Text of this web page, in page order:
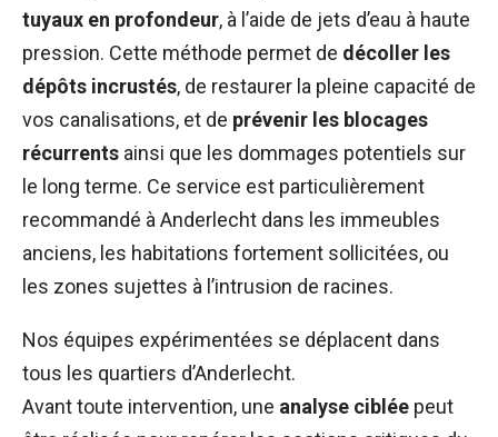
tuyaux en profondeur, à l’aide de jets d’eau à haute
pression. Cette méthode permet de décoller les
dépôts incrustés, de restaurer la pleine capacité de
vos canalisations, et de prévenir les blocages
récurrents ainsi que les dommages potentiels sur
le long terme. Ce service est particulièrement
recommandé à Anderlecht dans les immeubles
anciens, les habitations fortement sollicitées, ou
les zones sujettes à l’intrusion de racines.
Nos équipes expérimentées se déplacent dans
tous les quartiers d’Anderlecht.
Avant toute intervention, une analyse ciblée peut